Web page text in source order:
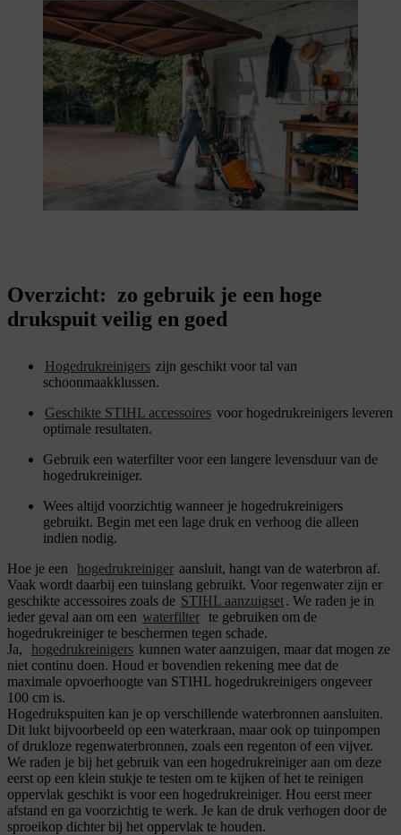
Overzicht: zo gebruik je een hoge
drukspuit veilig en goed
Hogedrukreinigers zijn geschikt voor tal van
schoonmaakklussen.
Geschikte STIHL accessoires voor hogedrukreinigers leveren
optimale resultaten.
Gebruik een waterfilter voor een langere levensduur van de
hogedrukreiniger.
Wees altijd voorzichtig wanneer je hogedrukreinigers
gebruikt. Begin met een lage druk en verhoog die alleen
indien nodig.
Hoe je een
hogedrukreiniger aansluit, hangt van de waterbron af.
Vaak wordt daarbij een tuinslang gebruikt. Voor regenwater zijn er
geschikte accessoires zoals de STIHL aanzuigset. We raden je in
ieder geval aan om een waterfilter te gebruiken om de
hogedrukreiniger te beschermen tegen schade.
Ja,
hogedrukreinigers kunnen water aanzuigen, maar dat mogen ze
niet continu doen. Houd er bovendien rekening mee dat de
maximale opvoerhoogte van STIHL hogedrukreinigers ongeveer
100 cm is.
Hogedrukspuiten kan je op verschillende waterbronnen aansluiten.
Dit lukt bijvoorbeeld op een waterkraan, maar ook op tuinpompen
of drukloze regenwaterbronnen, zoals een regenton of een vijver.
We raden je bij het gebruik van een hogedrukreiniger aan om deze
eerst op een klein stukje te testen om te kijken of het te reinigen
oppervlak geschikt is voor een hogedrukreiniger. Hou eerst meer
afstand en ga voorzichtig te werk. Je kan de druk verhogen door de
sproeikop dichter bij het oppervlak te houden.